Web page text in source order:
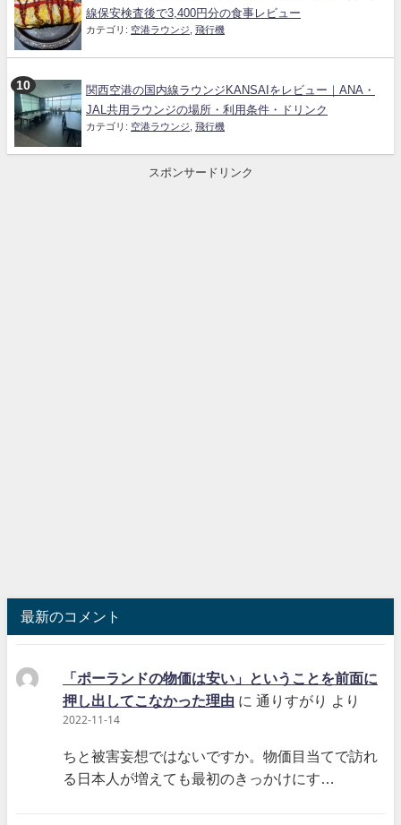
線保安検査後で3,400円分の食事レビュー
カテゴリ: 空港ラウンジ 飛行機
関西空港の国内線ラウンジKANSAIをレビュー｜ANA・
JAL共用ラウンジの場所・利用条件・ドリンク
カテゴリ: 空港ラウンジ 飛行機
スポンサードリンク
最新のコメント
「ポーランドの物価は安い」ということを前面に
押し出してこなかった理由 に 通りすがり より
2022-11-14
ちと被害妄想ではないですか。物価目当てで訪れ
る日本人が増えても最初のきっかけにす…